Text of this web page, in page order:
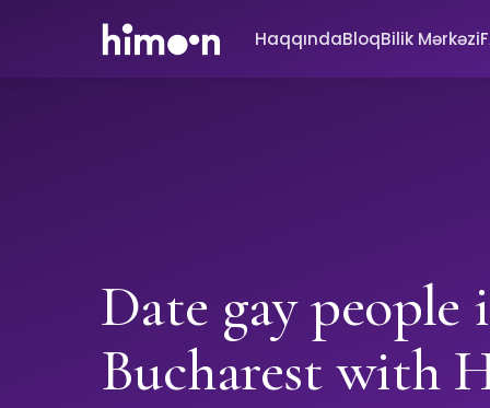
HaqqındaBloqBilik Mərkəzi
Date gay people
Bucharest with